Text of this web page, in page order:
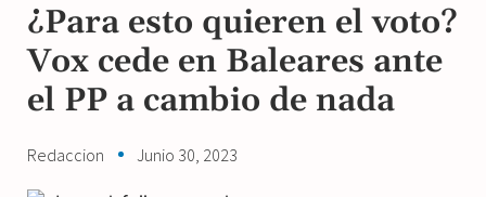
¿Para esto quieren el voto?
Vox cede en Baleares ante
el PP a cambio de nada
Redaccion Junio 30, 2023